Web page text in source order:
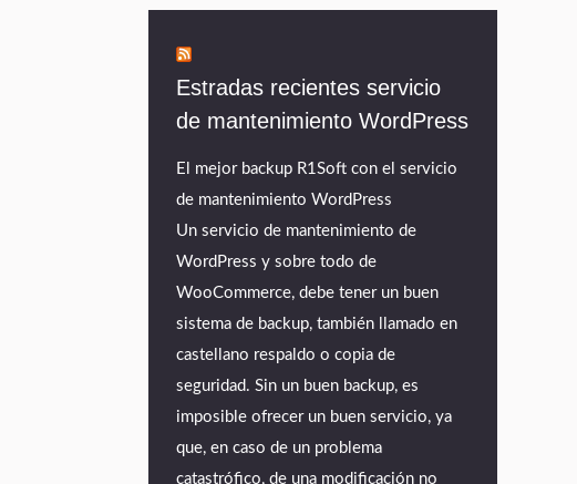
Estradas recientes servicio
de mantenimiento WordPress
El mejor backup R1Soft con el servicio
de mantenimiento WordPress
Un servicio de mantenimiento de
WordPress y sobre todo de
WooCommerce, debe tener un buen
sistema de backup, también llamado en
castellano respaldo o copia de
seguridad. Sin un buen backup, es
imposible ofrecer un buen servicio, ya
que, en caso de un problema
catastrófico, de una modificación no